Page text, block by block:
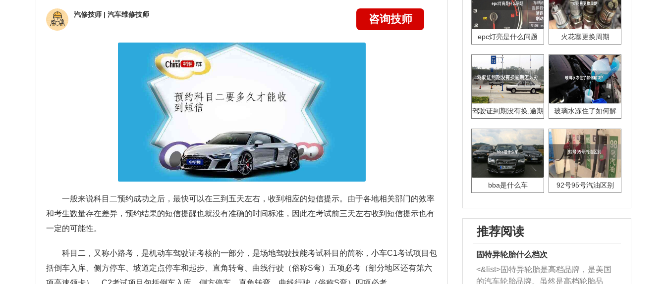
汽修技师 | 汽车维修技师 咨询技师
一般来说科目二预约成功之后，最快可以在三到五天左右，收到相应的短信提示。由于各地相关部门的效率
和考生数量存在差异，预约结果的短信提醒也就没有准确的时间标准，因此在考试前三天左右收到短信提示也有
一定的可能性。
科目二，又称小路考，是机动车驾驶证考核的一部分，是场地驾驶技能考试科目的简称，小车C1考试项目包
括倒车入库、侧方停车、坡道定点停车和起步、直角转弯、曲线行驶（俗称S弯）五项必考（部分地区还有第六
epc灯亮是什么问题 火花塞更换周期
驾驶证到期没有换,逾期
玻璃水冻住了如何解
bba是什么车 92号95号汽油区别
推荐阅读
固特异轮胎什么档次
<&list>固特异轮胎是高档品牌，是美国
的汽车轮胎品牌。虽然是高档轮胎品